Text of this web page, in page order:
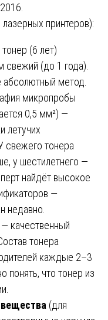
лазерных принтеров):
(6 лет)
свежий (до 1 года).
метод.
микропробы
0,5 мм²) —
летучих
свежего тонера
у шестилетнего —
найдёт высокое
—
недавно.
качественный
тонера
каждые 2–3
понять, что тонер из
(для